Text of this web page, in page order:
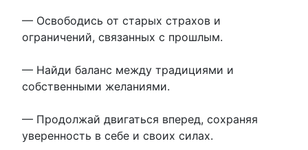
— Освободись от старых страхов и
ограничений, связанных с прошлым.
— Найди баланс между традициями и
собственными желаниями.
— Продолжай двигаться вперед, сохраняя
уверенность в себе и своих силах.